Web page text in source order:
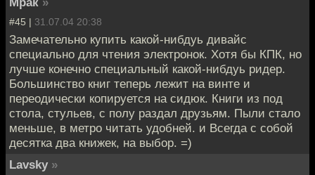
#45 | 31.07.04 20:38
Замечательно купить какой-нибдуь дивайс
специально для чтения электронок. Хотя бы КПК, но
лучше конечно специальный какой-нибдуь ридер.
Большинство книг теперь лежит на винте и
переодически копируется на сидюк. Книги из под
стола, стульев, с полу раздал друзьям. Пыли стало
меньше, в метро читать удобней. и Всегда с собой
десятка два книжек, на выбор. =)
Lavsky »